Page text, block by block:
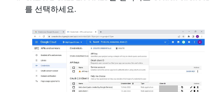
를 선택하세요.